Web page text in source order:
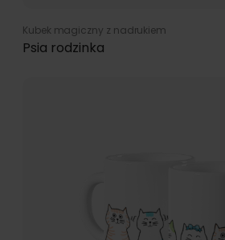
Kubek magiczny z nadrukiem
Psia rodzinka